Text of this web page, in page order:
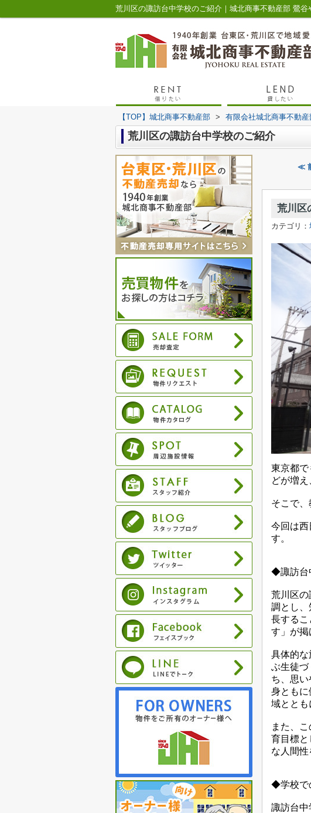
荒川区の諏訪台中学校のご紹介｜城北商事不動産部 鶯谷
【TOP】城北商事不動産部 > 有限会社城北商事不動
荒川区の諏訪台中学校のご紹介
≪
荒川区
カテゴリ：
東京都で
どが増
そこで、
今回は西
す。
◆諏訪台
荒川区の
調とし、
長するこ
す」が掲
具体的な
ぶ生徒づ
ち、思
身ともに
域ととも
また、
育目標と
な人間性
◆学校で
諏訪台中